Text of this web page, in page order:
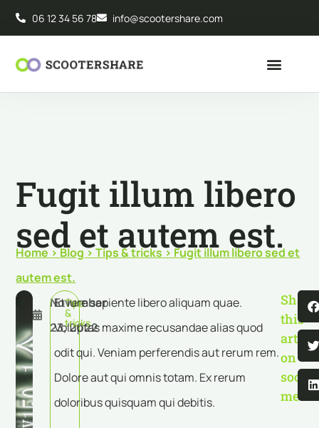
06 12 34 56 78 info@scootershare.com
Fugit illum libero
sed et autem est.
Home >Blog>Tips & tricks> Fugit illum libero sed et
autem est.
November
23, 2022
Tips
&
tricks
Et iure sapiente libero aliquam quae.
Voluptas maxime recusandae alias quod
odit qui. Veniam perferendis aut rerum rem.
Dolore aut qui omnis totam. Ex rerum
doloribus quisquam qui debitis.
Share
this
article
on
social
media